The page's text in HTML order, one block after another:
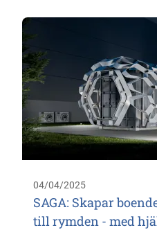
04/04/2025
SAGA: Skapar
till rymden - med